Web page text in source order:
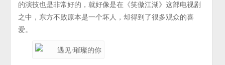
的演技也是非常好的，就好像是在《笑傲江湖》这部电视剧
之中，东方不败原本是一个坏人，却得到了很多观众的喜
爱。